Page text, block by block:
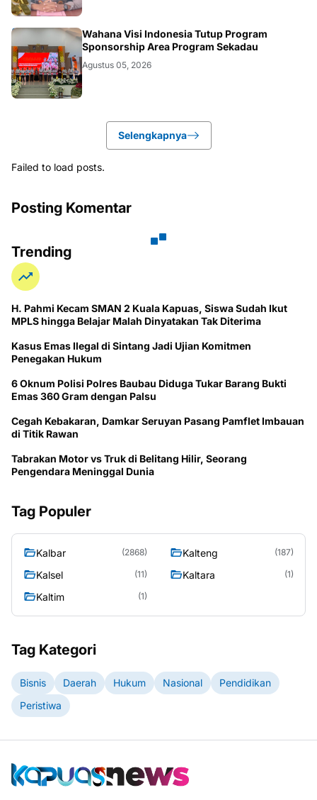
KALBAR
Wahana Visi Indonesia Tutup Program
Sponsorship Area Program Sekadau
Agustus 05, 2026
Selengkapnya
Failed to load posts.
Posting Komentar
Trending
H. Pahmi Kecam SMAN 2 Kuala Kapuas, Siswa Sudah Ikut
MPLS hingga Belajar Malah Dinyatakan Tak Diterima
Kasus Emas Ilegal di Sintang Jadi Ujian Komitmen
Penegakan Hukum
6 Oknum Polisi Polres Baubau Diduga Tukar Barang Bukti
Emas 360 Gram dengan Palsu
Cegah Kebakaran, Damkar Seruyan Pasang Pamflet Imbauan
di Titik Rawan
Tabrakan Motor vs Truk di Belitang Hilir, Seorang
Pengendara Meninggal Dunia
Tag Populer
Kalbar (2868) Kalteng (187)
Kalsel (11) Kaltara (1)
Kaltim (1)
Tag Kategori
Bisnis Daerah Hukum Nasional
Pendidikan
Peristiwa